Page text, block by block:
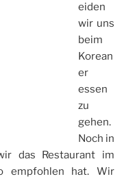
eiden
wir uns
beim
Korean
er
essen
zu
gehen.
Noch in
das Restaurant im
empfohlen hat. Wir